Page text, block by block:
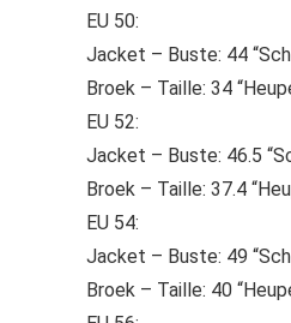
EU 50:
Jacket – Buste: 44
Broek – Taille: 34
EU 52:
Jacket – Buste: 46.5
Broek – Taille: 37.4
EU 54:
Jacket – Buste: 49
Broek – Taille: 40